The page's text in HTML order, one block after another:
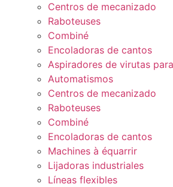
Centros de mecanizado
Raboteuses
Combiné
Encoladoras de cantos
Aspiradores de virutas
Automatismos
Centros de mecanizado
Raboteuses
Combiné
Encoladoras de cantos
Machines à équarrir
Lijadoras industriales
Líneas flexibles